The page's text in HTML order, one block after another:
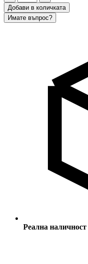
Добави в количката
Имате въпрос?
Реална наличност